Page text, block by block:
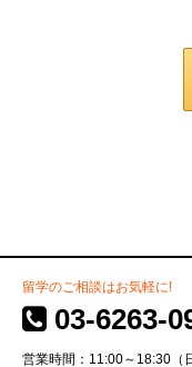
留学のご相談はお気軽に!
03-6263-
営業時間：11:00～18:30（